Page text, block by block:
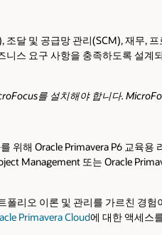
달 및 공급망 관리(SCM), 재무,
니스 요구 사항을 충족하도록 설
를 설치해야 합니다.
위해 Oracle Primavera P6 교육
Management 또는 Oracle
폴리오 이론 및 관리를 가르친 경
Primavera Cloud에 대한 액세스